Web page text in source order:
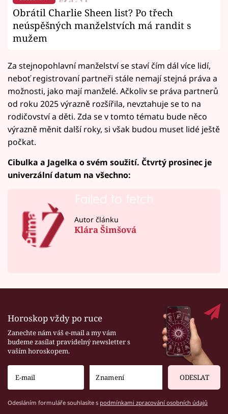
Obrátil Charlie Sheen list? Po třech
neúspěšných manželstvích má randit s
mužem
Za stejnopohlavní manželství se staví čím dál více lidí,
neboť registrovaní partneři stále nemají stejná práva a
možnosti, jako mají manželé. Ačkoliv se práva partnerů
od roku 2025 výrazně rozšířila, nevztahuje se to na
rodičovství a děti. Zda se v tomto tématu bude něco
výrazně měnit další roky, si však budou muset lidé ještě
počkat.
Cibulka a Jagelka o svém soužití. Čtvrtý prosinec je
univerzální datum na všechno:
Failed to fetch
Autor článku
Klára Šimšová
Horoskop vždy po ruce
Zanechte nám váš e-mail a my vám
budeme zasílat pravidelný newsletter s
vaším horoskopem.
ODESLAT
Odesláním formuláře souhlasíte s podmínkami zpracování osobních údajů